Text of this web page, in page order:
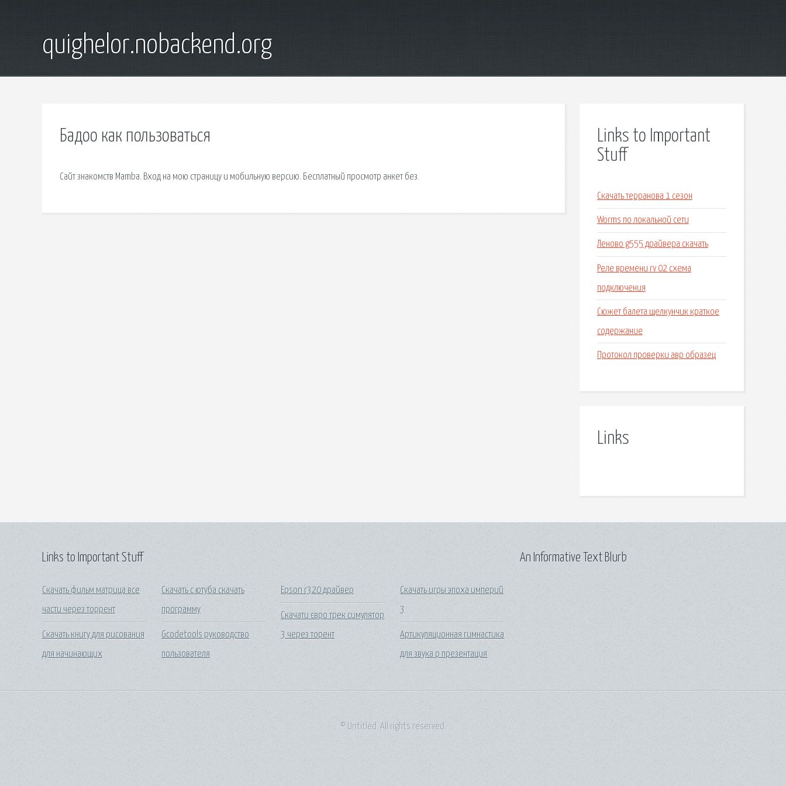
quighelor.nobackend.org
Бадоо как пользоваться
Сайт знакомств Mamba. Вход на мою страницу и мобильную версию. Бесплатный просмотр анкет без.
Links to Important
Stuff
Скачать терранова 1 сезон
Worms по локальной сети
Леново g555 драйвера скачать
Реле времени rv 02 схема
подключения
Сюжет балета щелкунчик краткое
содержание
Протокол проверки авр образец
Links
Links to Important Stuff
Скачать фильм матрица все
части через торрент
Скачать книгу для рисования
для начинающих
Скачать с ютуба скачать
программу
Gcodetools руководство
пользователя
Epson r320 драйвер
Скачати євро трек симулятор
3 через торент
Скачать игры эпоха империй
3
Артикуляционная гимнастика
для звука р презентация
An Informative Text Blurb
© Untitled. All rights reserved.